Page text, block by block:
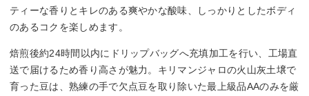
ティーな香りとキレのある爽やかな酸味、しっかりとしたボディ
のあるコクを楽しめます。
焙煎後約24時間以内にドリップバッグへ充填加工を行い、工場直
送で届けるため香り高さが魅力。キリマンジャロの火山灰土壌で
育った豆は、熟練の手で欠点豆を取り除いた最上級品AAのみを厳